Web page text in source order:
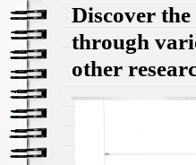
Discover
through
other